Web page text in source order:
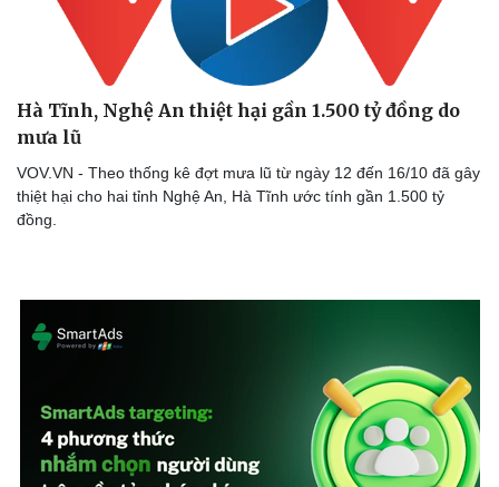
Hà Tĩnh, Nghệ An thiệt hại gần 1.500 tỷ đồng do
mưa lũ
VOV.VN - Theo thống kê đợt mưa lũ từ ngày 12 đến 16/10 đã gây
thiệt hại cho hai tỉnh Nghệ An, Hà Tĩnh ước tính gần 1.500 tỷ
đồng.